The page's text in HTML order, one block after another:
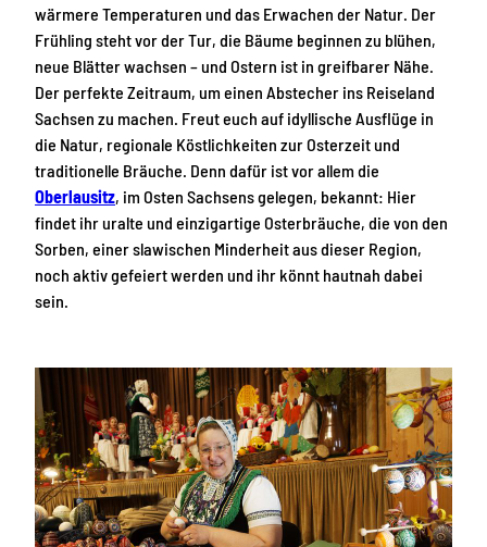
wärmere Temperaturen und das Erwachen der Natur. Der
Frühling steht vor der Tur, die Bäume beginnen zu blühen,
neue Blätter wachsen – und Ostern ist in greifbarer Nähe.
Der perfekte Zeitraum, um einen Abstecher ins Reiseland
Sachsen zu machen. Freut euch auf idyllische Ausflüge in
die Natur, regionale Köstlichkeiten zur Osterzeit und
traditionelle Bräuche. Denn dafür ist vor allem die
Oberlausitz, im Osten Sachsens gelegen, bekannt: Hier
findet ihr uralte und einzigartige Osterbräuche, die von den
Sorben, einer slawischen Minderheit aus dieser Region,
noch aktiv gefeiert werden und ihr könnt hautnah dabei
sein.